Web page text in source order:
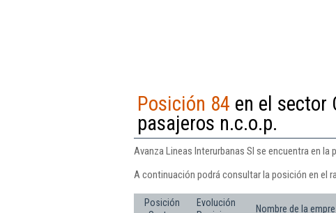
Posición 84 en el sector
pasajeros n.c.o.p.
Avanza Lineas Interurbanas Sl se encuentra en
A continuación podrá consultar la posición en el
Posición
Evolución
Nombre de la